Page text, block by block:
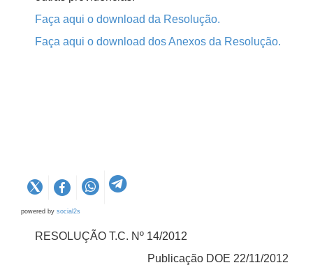
Faça aqui o download da Resolução.
Faça aqui o download dos Anexos da Resolução.
powered by social2s
RESOLUÇÃO T.C. Nº 14/2012
Publicação DOE 22/11/2012